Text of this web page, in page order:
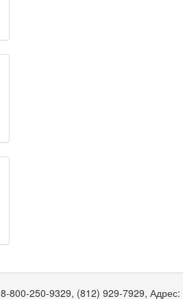
8-800-250-9329, (812) 929-7929, Адрес: